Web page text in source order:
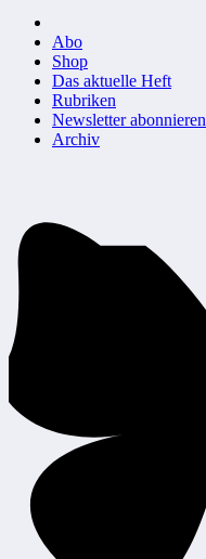
Abo
Shop
Das aktuelle Heft
Rubriken
Newsletter abonnieren
Archiv